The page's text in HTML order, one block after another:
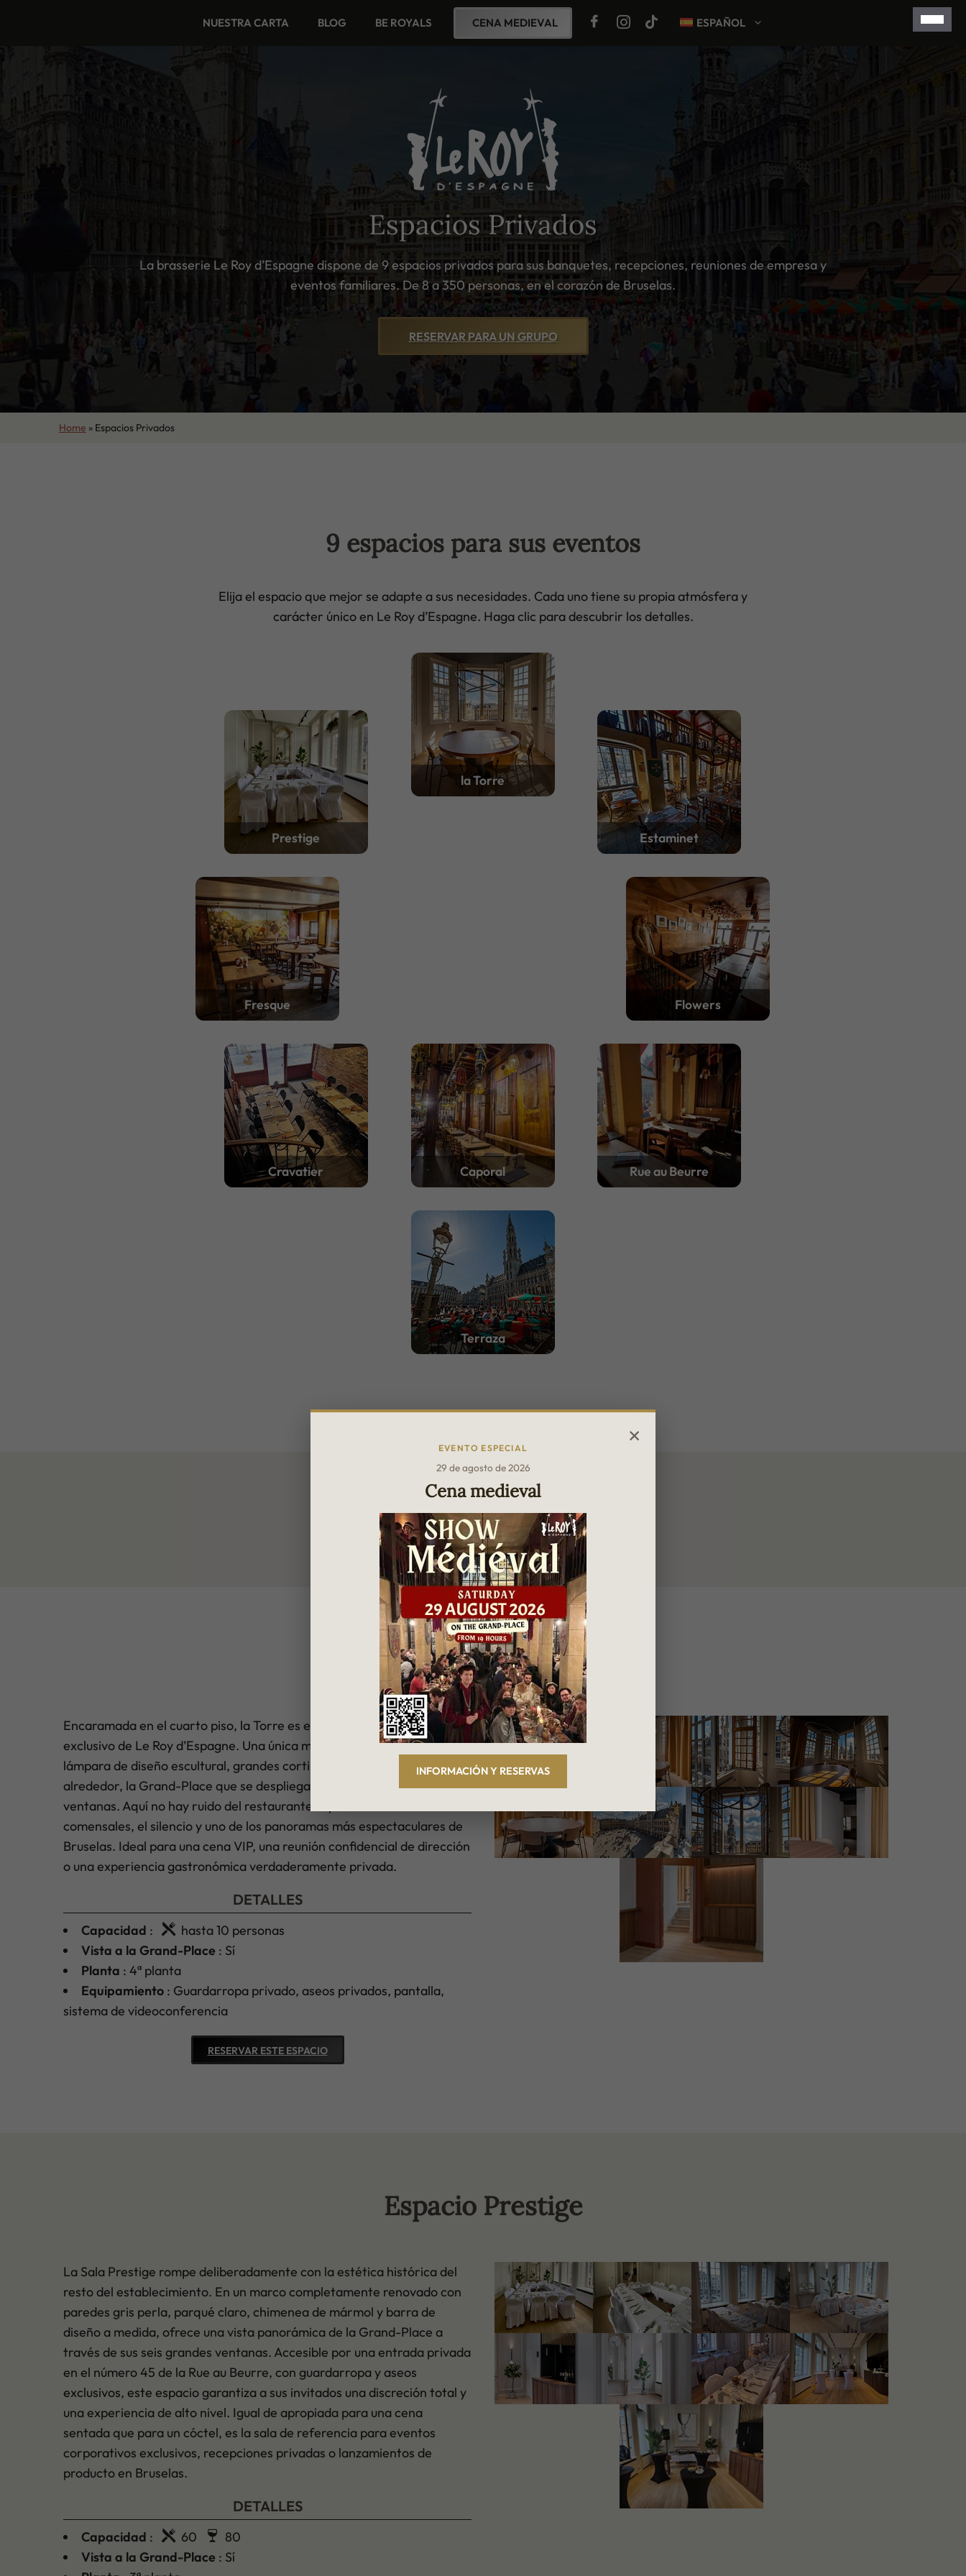
NUESTRA CARTA BLOG BE ROYALS CENA MEDIEVAL ESPAÑOL
Espacios Privados
La brasserie Le Roy d’Espagne dispone de 9 espacios privados para sus banquetes, recepciones, reuniones de empresa y
eventos familiares. De 8 a 350 personas, en el corazón de Bruselas.
RESERVAR PARA UN GRUPO
Home » Espacios Privados
9 espacios para sus eventos
Elija el espacio que mejor se adapte a sus necesidades. Cada uno tiene su propia atmósfera y
carácter único en Le Roy d’Espagne. Haga clic para descubrir los detalles.
Prestige
la Torre
Estaminet
Fresque Flowers
Cravatier Caporal Rue au Beurre
Terraza
Leyenda: Cena sentada Cóctel
la Torre
Encaramada en el cuarto piso, la Torre es el espacio más íntimo y
exclusivo de Le Roy d’Espagne. Una única mesa redonda de nogal, una
lámpara de diseño escultural, grandes cortinas ocre que filtran la luz y,
alrededor, la Grand-Place que se despliega a través de amplias
ventanas. Aquí no hay ruido del restaurante ni paso de clientes: solo sus
comensales, el silencio y uno de los panoramas más espectaculares de
Bruselas. Ideal para una cena VIP, una reunión confidencial de dirección
o una experiencia gastronómica verdaderamente privada.
DETALLES
Capacidad :
hasta 10 personas
Vista a la Grand-Place : Sí
Planta : 4ª planta
Equipamiento : Guardarropa privado, aseos privados, pantalla,
sistema de videoconferencia
RESERVAR ESTE ESPACIO
Espacio Prestige
La Sala Prestige rompe deliberadamente con la estética histórica del
resto del establecimiento. En un marco completamente renovado con
paredes gris perla, parqué claro, chimenea de mármol y barra de
diseño a medida, ofrece una vista panorámica de la Grand-Place a
través de sus seis grandes ventanas. Accesible por una entrada privada
en el número 45 de la Rue au Beurre, con guardarropa y aseos
exclusivos, este espacio garantiza a sus invitados una discreción total y
una experiencia de alto nivel. Igual de apropiada para una cena
sentada que para un cóctel, es la sala de referencia para eventos
corporativos exclusivos, recepciones privadas o lanzamientos de
producto en Bruselas.
DETALLES
Capacidad : 60
80
Vista a la Grand-Place : Sí
EVENTO ESPECIAL
29 de agosto de 2026
Cena medieval
INFORMACIÓN Y RESERVAS